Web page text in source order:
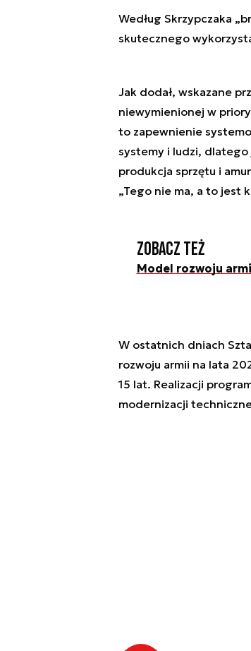
Według Skrzypczaka
skutecznego
Jak dodał, wskazane
niewymienionej w
to zapewnienie
systemy i ludzi,
produkcja sprzętu i
„Tego nie ma, a to jest
Zobacz też
Model rozwoju
W ostatnich dniach
rozwoju armii na lata
15 lat. Realizacji
modernizacji